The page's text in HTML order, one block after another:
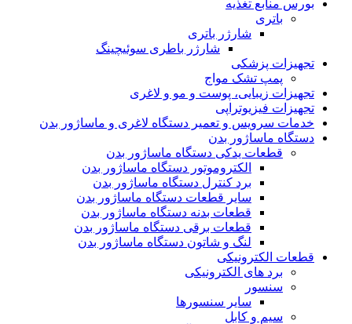
بورس منابع تغذیه
باتری
شارژر باتری
شارژر باطری سوئیچینگ
تجهیزات پزشکی
پمپ تشک مواج
تجهیزات زیبایی، پوست و مو و لاغری
تجهیزات فیزیوتراپی
خدمات سرویس و تعمیر دستگاه لاغری و ماساژور بدن
دستگاه ماساژور بدن
قطعات یدکی دستگاه ماساژور بدن
الکتروموتور دستگاه ماساژور بدن
برد کنترل دستگاه ماساژور بدن
سایر قطعات دستگاه ماساژور بدن
قطعات بدنه دستگاه ماساژور بدن
قطعات برقی دستگاه ماساژور بدن
لنگ و شاتون دستگاه ماساژور بدن
قطعات الکترونیکی
برد های الکترونیکی
سنسور
سایر سنسورها
سیم و کابل